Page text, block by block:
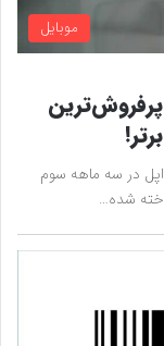
موبایل
آیفون 15 در سه ماهه سوم 2024 پرفروش‌ترین
طبق گزارش Counterpoint Research، آیفون 15 اپل در سه ماهه سوم